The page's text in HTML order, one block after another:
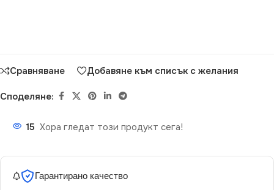
Сравняване Добавяне към списък с желания
Споделяне:
15 Хора гледат този продукт сега!
Гарантирано качество